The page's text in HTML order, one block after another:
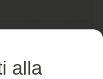
da cucire e
alla